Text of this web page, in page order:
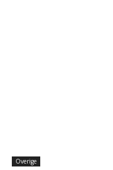
Overige